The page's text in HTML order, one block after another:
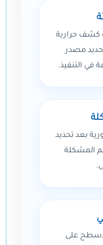
كشف حرارية
مصدر
في التنفيذ.
بعد تحديد
المشكلة
على